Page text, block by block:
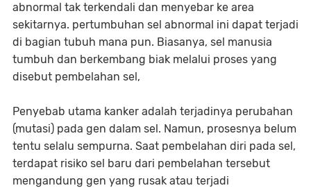
abnormal tak terkendali dan menyebar ke area
sekitarnya. pertumbuhan sel abnormal ini dapat terjadi
di bagian tubuh mana pun. Biasanya, sel manusia
tumbuh dan berkembang biak melalui proses yang
disebut pembelahan sel,
Penyebab utama kanker adalah terjadinya perubahan
(mutasi) pada gen dalam sel. Namun, prosesnya belum
tentu selalu sempurna. Saat pembelahan diri pada sel,
terdapat risiko sel baru dari pembelahan tersebut
mengandung gen yang rusak atau terjadi